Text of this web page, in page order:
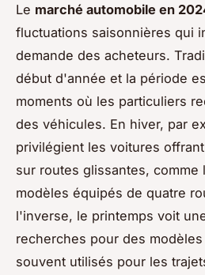
Le marché automobile en
fluctuations saisonnières qui
demande des acheteurs.
début d'année et la période
moments où les particuliers
des véhicules. En hiver, par
privilégient les voitures
sur routes glissantes, comme
modèles équipés de quatre
l'inverse, le printemps voit
recherches pour des
souvent utilisés pour les